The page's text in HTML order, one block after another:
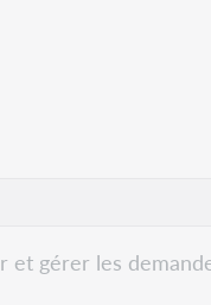
gérer les